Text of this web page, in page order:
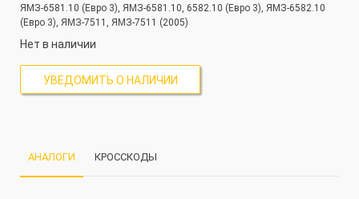
ЯМЗ-6581.10 (Евро 3), ЯМЗ-6581.10, 6582.10 (Евро 3), ЯМЗ-6582.10
(Евро 3), ЯМЗ-7511, ЯМЗ-7511 (2005)
Нет в наличии
УВЕДОМИТЬ О НАЛИЧИИ
АНАЛОГИ КРОССКОДЫ